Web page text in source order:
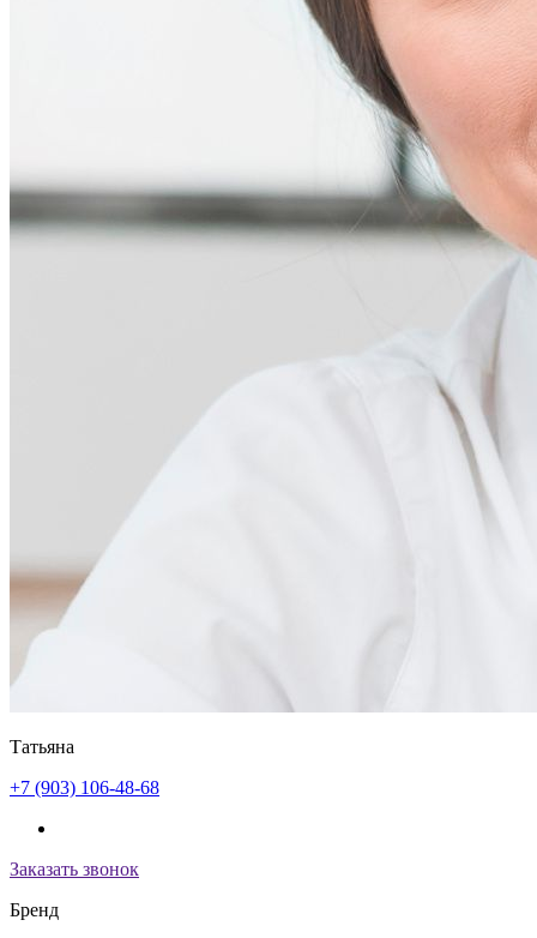
Татьяна
+7 (903) 106-48-68
Заказать звонок
Бренд